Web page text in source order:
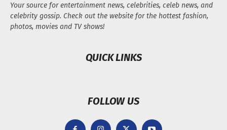
Your source for entertainment news, celebrities, celeb news, and
celebrity gossip. Check out the website for the hottest fashion,
photos, movies and TV shows!
QUICK LINKS
FOLLOW US